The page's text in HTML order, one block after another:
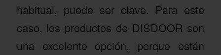
habitual, puede ser clave. Para este
caso, los productos de DISDOOR son
una excelente opción, porque están